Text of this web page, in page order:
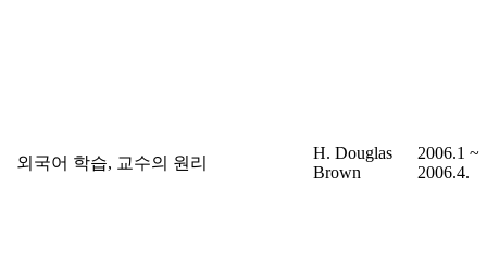
외국어 학습, 교수의 원리
H. Douglas
Brown
2006.1 ~
2006.4.